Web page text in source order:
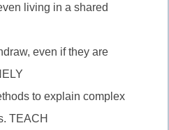
прилагательное
существительным,
living in a shared
even if they are
to explain complex
TEACH